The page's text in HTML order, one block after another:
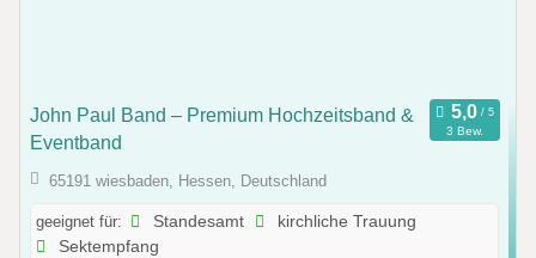
John Paul Band – Premium Hochzeitsband &
Eventband
3 Bew.
65191 wiesbaden, Hessen, Deutschland
geeignet für: Standesamt
kirchliche Trauung
Sektempfang